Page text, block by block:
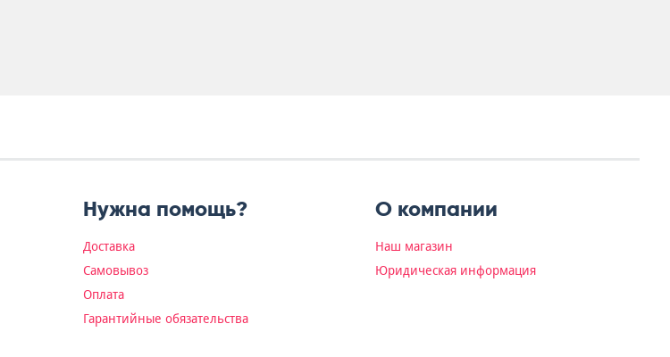
Нужна помощь?
Доставка
Самовывоз
Оплата
Гарантийные обязательства
О компании
Наш магазин
Юридическая информация